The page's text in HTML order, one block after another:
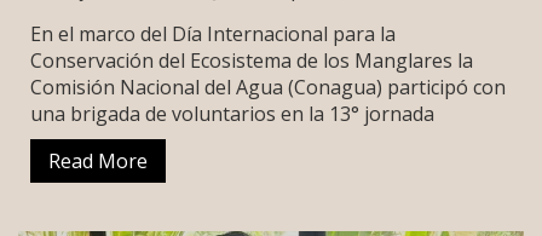
En el marco del Día Internacional para la
Conservación del Ecosistema de los Manglares la
Comisión Nacional del Agua (Conagua) participó con
una brigada de voluntarios en la 13° jornada
Read More